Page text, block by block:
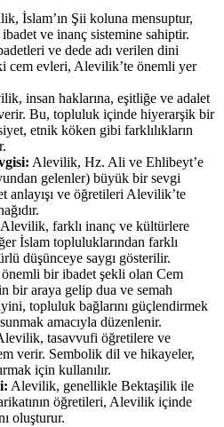
İslam’ın Şii koluna mensuptur,
ve inanç sistemine sahiptir.
ve dede adı verilen dini
cem evleri, Alevilik’te önemli yer
insan haklarına, eşitliğe ve adalet
Bu, topluluk içinde hiyerarşik bir
etnik köken gibi farklılıkların
Alevilik, Hz. Ali ve Ehlibeyt’e
gelenler) büyük bir sevgi
anlayışı ve öğretileri Alevilik’te
Alevilik, farklı inanç ve kültürlere
İslam topluluklarından farklı
düşünceye saygı gösterilir.
bir ibadet şekli olan Cem
bir araya gelip dua ve semah
topluluk bağlarını güçlendirmek
amacıyla düzenlenir.
tasavvufi öğretilere ve
verir. Sembolik dil ve hikayeler,
için kullanılır.
Alevilik, genellikle Bektaşilik ile
öğretileri, Alevilik içinde
oluşturur.